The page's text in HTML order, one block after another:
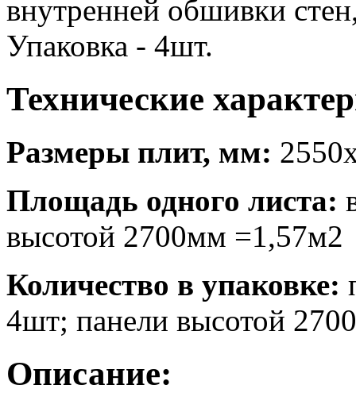
внутренней обшивки
Упаковка - 4шт.
Технические
Размеры плит, мм:
Площадь одного листа:
высотой 2700мм =1,57м2
Количество в упаковке:
4шт; панели высотой
Описание: